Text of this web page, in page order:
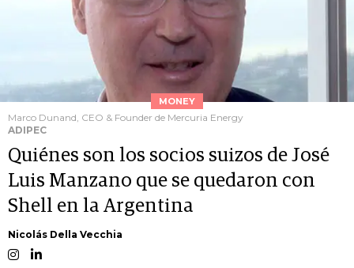
MONEY
Marco Dunand, CEO & Founder de Mercuria Energy
ADIPEC
Quiénes son los socios suizos de José
Luis Manzano que se quedaron con
Shell en la Argentina
Nicolás Della Vecchia